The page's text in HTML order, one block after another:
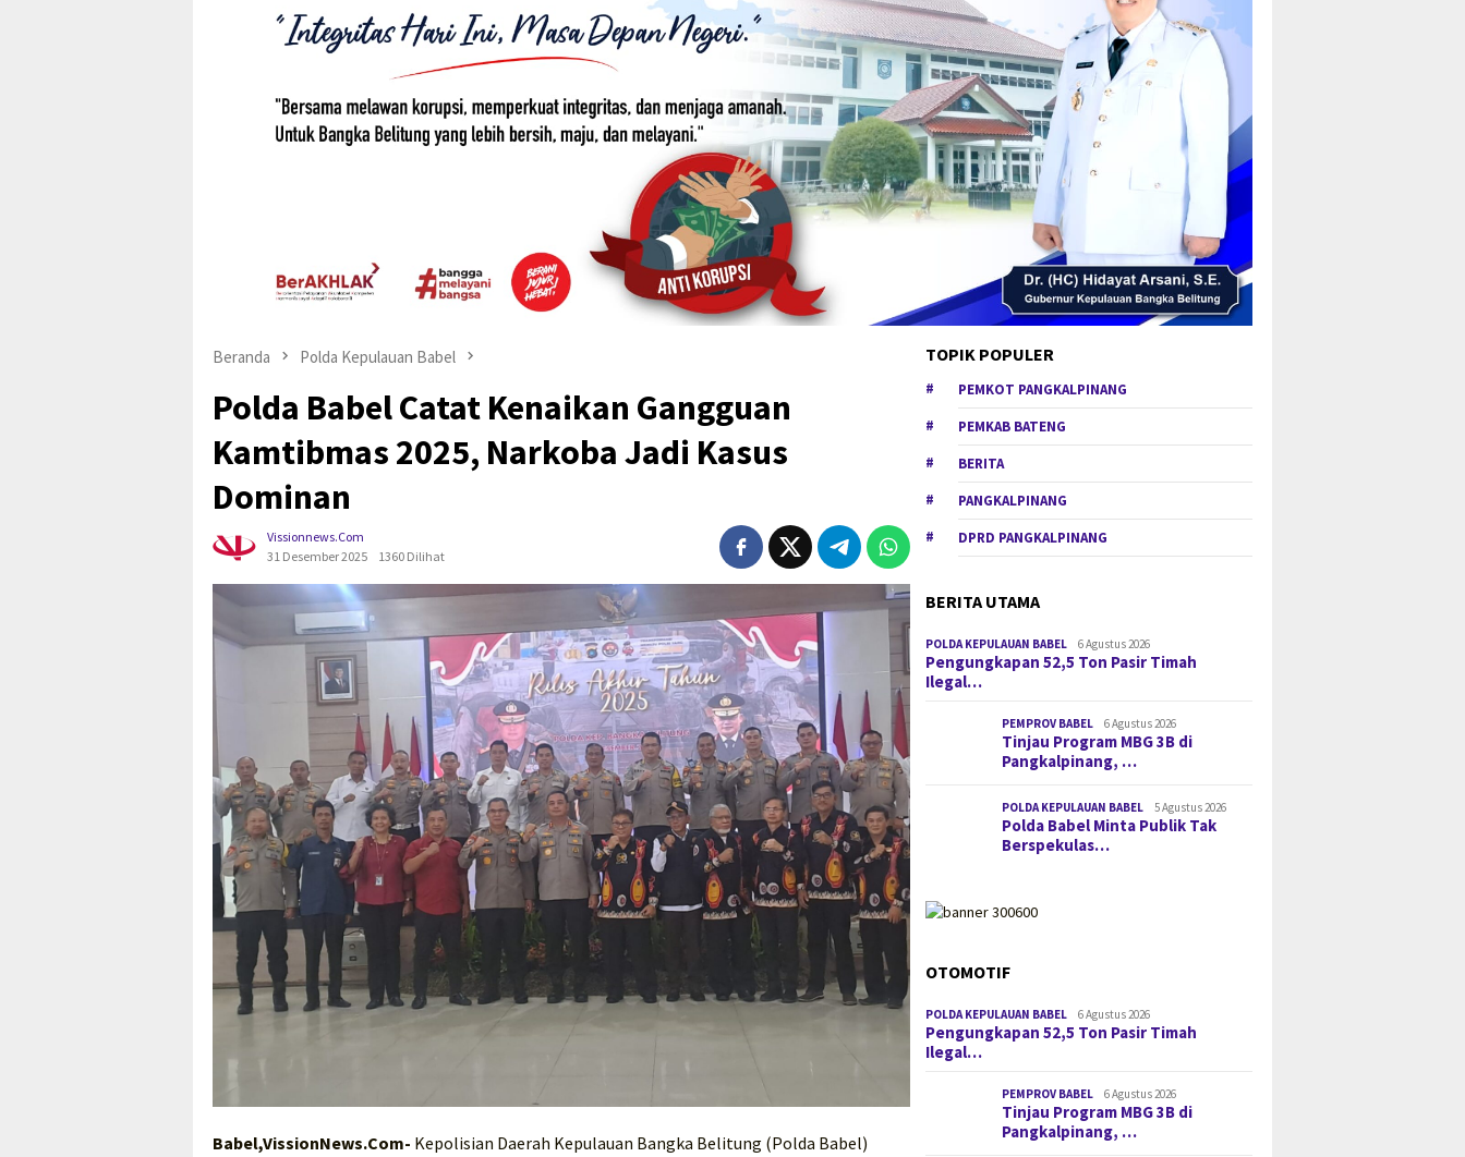
Beranda Polda Kepulauan Babel
Polda Babel Catat Kenaikan Gangguan
Kamtibmas 2025, Narkoba Jadi Kasus
Dominan
Vissionnews.com
31 Desember 2025
1360 Dilihat
Babel,VissionNews.Com- Kepolisian Daerah Kepulauan Bangka Belitung (Polda Babel)
TOPIK POPULER
PEMKOT PANGKALPINANG
PEMKAB BATENG
BERITA
PANGKALPINANG
DPRD PANGKALPINANG
BERITA UTAMA
POLDA KEPULAUAN BABEL 6 Agustus 2026
Pengungkapan 52,5 Ton Pasir Timah
Ilegal…
PEMPROV BABEL 6 Agustus 2026
Tinjau Program MBG 3B di
Pangkalpinang, …
POLDA KEPULAUAN BABEL 5 Agustus 2026
Polda Babel Minta Publik Tak
Berspekulas…
OTOMOTIF
POLDA KEPULAUAN BABEL 6 Agustus 2026
Pengungkapan 52,5 Ton Pasir Timah
Ilegal…
PEMPROV BABEL 6 Agustus 2026
Tinjau Program MBG 3B di
Pangkalpinang, …